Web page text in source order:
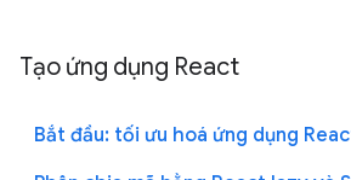
Tạo ứng dụng React
Bắt đầu: tối ưu hoá ứng dụng